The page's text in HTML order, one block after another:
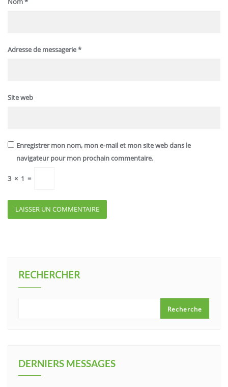
Adresse de messagerie*
Site web
Enregistrer mon nom, mon e-mail et mon site web dans le
navigateur pour mon prochain commentaire.
3 × 1 =
RECHERCHER
Recherche
DERNIERS MESSAGES